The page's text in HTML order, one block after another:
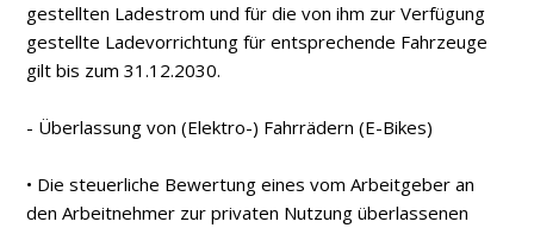
gestellten Ladestrom und für die von ihm zur Verfügung
gestellte Ladevorrichtung für entsprechende Fahrzeuge
gilt bis zum 31.12.2030.
- Überlassung von (Elektro-) Fahrrädern (E-Bikes)
• Die steuerliche Bewertung eines vom Arbeitgeber an
den Arbeitnehmer zur privaten Nutzung überlassenen